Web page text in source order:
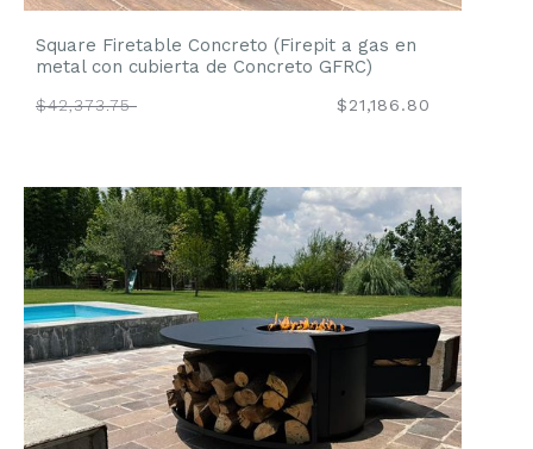
Square Firetable Concreto (Firepit a gas en
metal con cubierta de Concreto GFRC)
$42,373.75 $21,186.80